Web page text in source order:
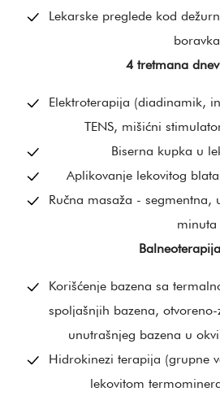
Lekarske preglede kod
boravka
4 tretmana
Elektroterapija (diadinamik,
TENS, mišićni
Biserna kupka u
Aplikovanje lekovitog
Ručna masaža -
minuta
Balneoterapija
Korišćenje bazena sa
spoljašnjih bazena,
unutrašnjeg bazena u
Hidrokinezi terapija (grupne
lekovitom